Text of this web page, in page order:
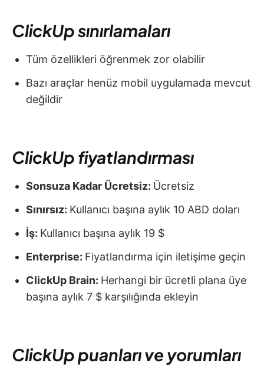
ClickUp sınırlamaları
Tüm özellikleri öğrenmek zor olabilir
Bazı araçlar henüz mobil uygulamada mevcut
değildir
ClickUp fiyatlandırması
Sonsuza Kadar Ücretsiz: Ücretsiz
Sınırsız: Kullanıcı başına aylık 10 ABD doları
İş: Kullanıcı başına aylık 19 $
Enterprise: Fiyatlandırma için iletişime geçin
ClickUp Brain: Herhangi bir ücretli plana üye
başına aylık 7 $ karşılığında ekleyin
ClickUp puanları ve yorumları